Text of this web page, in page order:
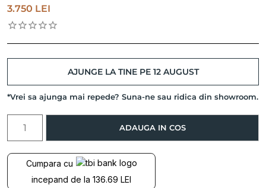
3.750 LEI
AJUNGE LA TINE PE 12 AUGUST
*Vrei sa ajunga mai repede? Suna-ne sau ridica din showroom.
Colier
PEACOCK,
Aur
Galben
ADAUGA IN COS
Cumpara cu
incepand de la 136.69 LEI